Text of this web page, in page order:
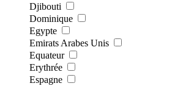
Djibouti
Dominique
Egypte
Emirats Arabes Unis
Equateur
Erythrée
Espagne